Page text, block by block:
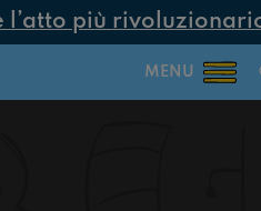
più
MENU